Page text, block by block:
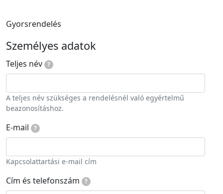
Gyorsrendelés
Személyes adatok
Teljes név ?
A teljes név szükséges a rendelésnél való egyértelmű
beazonosításhoz.
E-mail ?
Kapcsolattartási e-mail cím
Cím és telefonszám ?